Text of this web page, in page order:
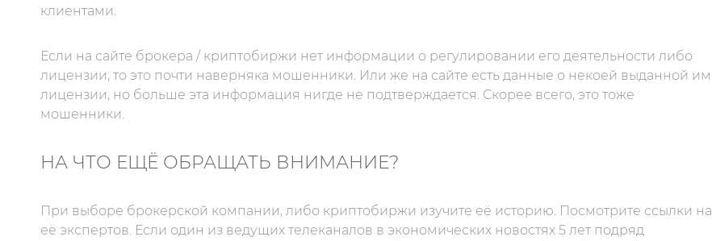
клиентами.
Если на сайте брокера / криптобиржи нет информации о регулировании его деятельности либо
лицензии, то это почти наверняка мошенники. Или же на сайте есть данные о некоей выданной им
лицензии, но больше эта информация нигде не подтверждается. Скорее всего, это тоже
мошенники.
НА ЧТО ЕЩЁ ОБРАЩАТЬ ВНИМАНИЕ?
При выборе брокерской компании, либо криптобиржи изучите её историю. Посмотрите ссылки на
её экспертов. Если один из ведущих телеканалов в экономических новостях 5 лет подряд